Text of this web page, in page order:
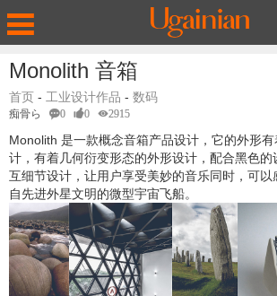
Monolith 音箱
首页 - 工业设计作品 - 数码
痴骨ら 0 0 2915
Monolith 是一款概念音箱产品设计，它的外形
计，有着几何衍变形态的外形设计，配合黑色
互细节设计，让用户享受美妙的音乐同时，可
自先进外星文明的微型宇宙飞船。